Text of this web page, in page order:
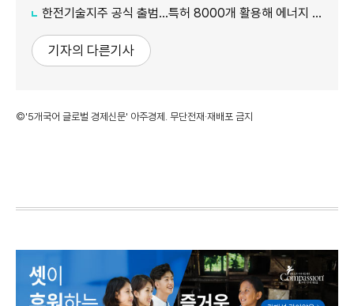
한전기술지주 공식 출범…특허 8000개 활용해 에너지 유니콘 키운다
기자의 다른기사
©'5개국어 글로벌 경제신문' 아주경제. 무단전재·재배포 금지